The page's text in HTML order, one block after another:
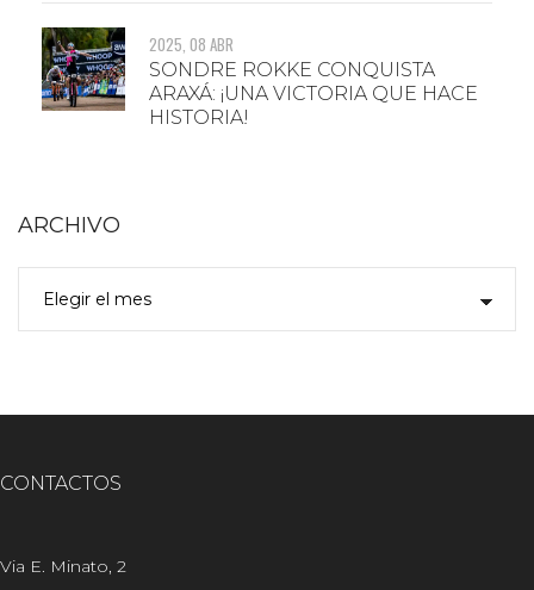
2025, 08 ABR
SONDRE ROKKE CONQUISTA
ARAXÁ: ¡UNA VICTORIA QUE HACE
HISTORIA!
ARCHIVO
CONTACTOS
Via E. Minato, 2